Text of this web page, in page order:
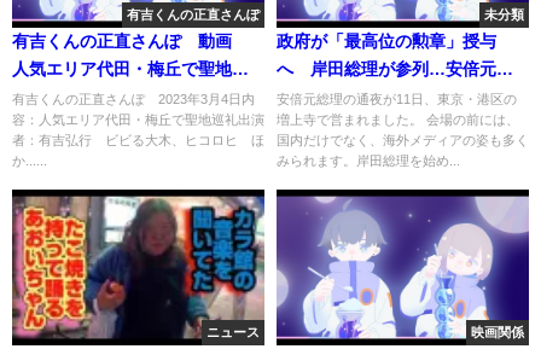
有吉くんの正直さんぽ
有吉くんの正直さんぽ 動画
人気エリア代田・梅丘で聖地巡
礼 3月4日
有吉くんの正直さんぽ 2023年3月4日内
容：人気エリア代田・梅丘で聖地巡礼出演
者：有吉弘行 ビビる大木、ヒコロヒ ほ
か......
未分類
政府が「最高位の勲章」授与
へ 岸田総理が参列…安倍元総
理の通夜に長い列(2022年7月11
日)
安倍元総理の通夜が11日、東京・港区の
増上寺で営まれました。 会場の前には、
国内だけでなく、海外メディアの姿も多く
みられます。岸田総理を始め...
ニュース 映画関係